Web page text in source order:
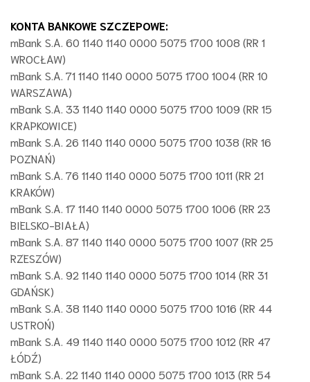
KONTA BANKOWE SZCZEPOWE:
mBank S.A. 60 1140 1140 0000 5075 1700 1008 (RR 1
WROCŁAW)
mBank S.A. 71 1140 1140 0000 5075 1700 1004 (RR 10
WARSZAWA)
mBank S.A. 33 1140 1140 0000 5075 1700 1009 (RR 15
KRAPKOWICE)
mBank S.A. 26 1140 1140 0000 5075 1700 1038 (RR 16
POZNAŃ)
mBank S.A. 76 1140 1140 0000 5075 1700 1011 (RR 21
KRAKÓW)
mBank S.A. 17 1140 1140 0000 5075 1700 1006 (RR 23
BIELSKO-BIAŁA)
mBank S.A. 87 1140 1140 0000 5075 1700 1007 (RR 25
RZESZÓW)
mBank S.A. 92 1140 1140 0000 5075 1700 1014 (RR 31
GDAŃSK)
mBank S.A. 38 1140 1140 0000 5075 1700 1016 (RR 44
USTROŃ)
mBank S.A. 49 1140 1140 0000 5075 1700 1012 (RR 47
ŁÓDŹ)
mBank S.A. 22 1140 1140 0000 5075 1700 1013 (RR 54